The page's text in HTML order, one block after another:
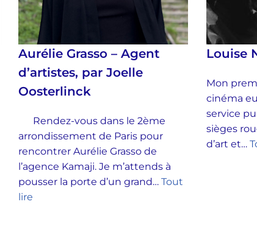
Aurélie Grasso – Agent
d’artistes, par Joelle
Oosterlinck
Rendez-vous dans le 2ème
arrondissement de Paris pour
rencontrer Aurélie Grasso de
l’agence Kamaji. Je m’attends à
pousser la porte d’un grand… Tout
lire
Louise
Mon
cinéma
service
sièges
d’art et…